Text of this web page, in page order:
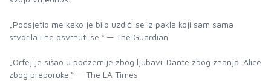
„Podsjetio me kako je bilo uzdići se iz pakla koji sam sama
stvorila i ne osvrnuti se.“ — The Guardian
„Orfej je sišao u podzemlje zbog ljubavi. Dante zbog znanja. Alice
zbog preporuke.“ — The LA Times